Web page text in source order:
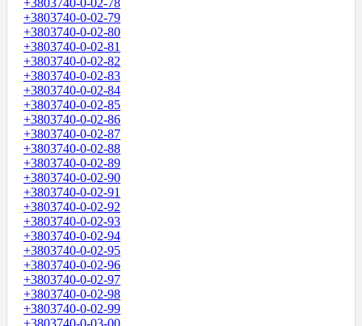
+3803740-0-02-78
+3803740-0-02-79
+3803740-0-02-80
+3803740-0-02-81
+3803740-0-02-82
+3803740-0-02-83
+3803740-0-02-84
+3803740-0-02-85
+3803740-0-02-86
+3803740-0-02-87
+3803740-0-02-88
+3803740-0-02-89
+3803740-0-02-90
+3803740-0-02-91
+3803740-0-02-92
+3803740-0-02-93
+3803740-0-02-94
+3803740-0-02-95
+3803740-0-02-96
+3803740-0-02-97
+3803740-0-02-98
+3803740-0-02-99
+3803740-0-03-00